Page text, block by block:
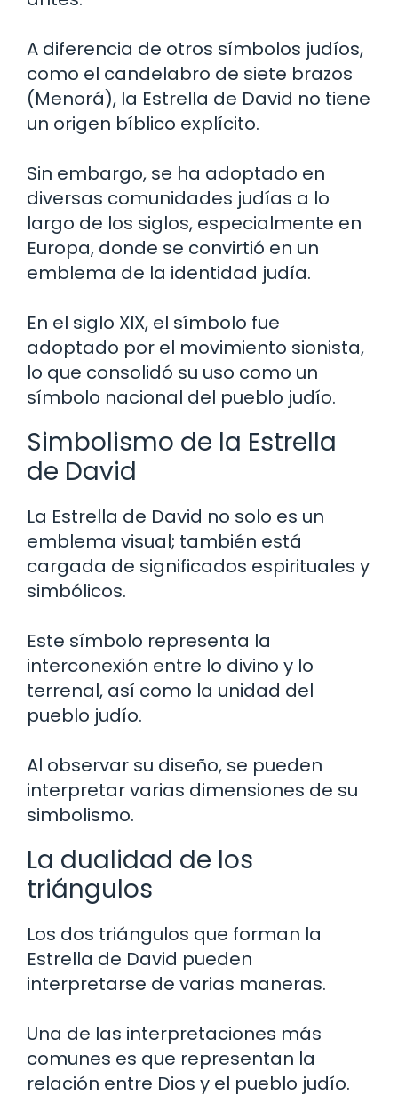
A diferencia de otros símbolos judíos,
como el candelabro de siete brazos
(Menorá), la Estrella de David no tiene
un origen bíblico explícito.
Sin embargo, se ha adoptado en
diversas comunidades judías a lo
largo de los siglos, especialmente en
Europa, donde se convirtió en un
emblema de la identidad judía.
En el siglo XIX, el símbolo fue
adoptado por el movimiento sionista,
lo que consolidó su uso como un
símbolo nacional del pueblo judío.
Simbolismo de la Estrella
de David
La Estrella de David no solo es un
emblema visual; también está
cargada de significados espirituales y
simbólicos.
Este símbolo representa la
interconexión entre lo divino y lo
terrenal, así como la unidad del
pueblo judío.
Al observar su diseño, se pueden
interpretar varias dimensiones de su
simbolismo.
La dualidad de los
triángulos
Los dos triángulos que forman la
Estrella de David pueden
interpretarse de varias maneras.
Una de las interpretaciones más
comunes es que representan la
relación entre Dios y el pueblo judío.